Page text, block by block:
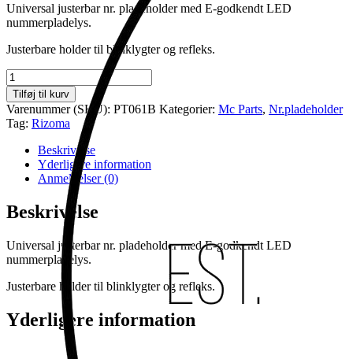
Universal justerbar nr. pladeholder med E-godkendt LED
nummerpladelys.
Justerbare holder til blinklygter og refleks.
Nummerplade
Holder
antal
Tilføj til kurv
Varenummer (SKU): PT061B Kategorier: Mc Parts, Nr.pladeholder
Tag: Rizoma
Beskrivelse
Yderligere information
Anmeldelser (0)
Beskrivelse
Universal justerbar nr. pladeholder med E-godkendt LED
nummerpladelys.
Justerbare holder til blinklygter og refleks.
Yderligere information